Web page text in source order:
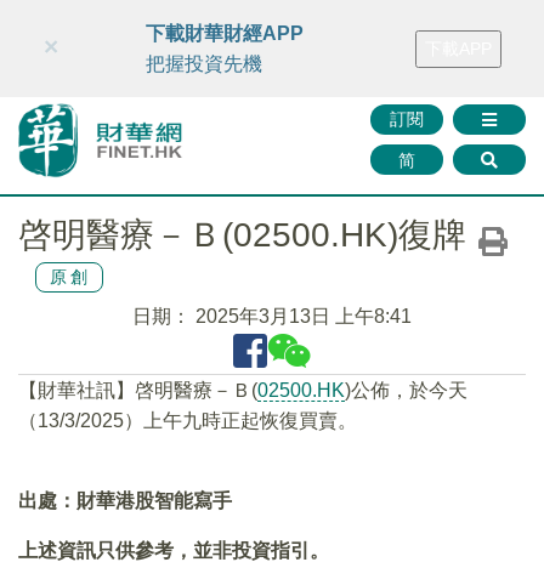
財華智庫網 FINTV FINMETA 財華證券 媒體矩陣
訂閱
简
×
下載財華財經APP
把握投資先機
啓明醫療－Ｂ(02500.HK)復牌
原創
日期： 2025年3月13日 上午8:41
【財華社訊】啓明醫療－Ｂ(02500.HK)公佈，於今天
（13/3/2025）上午九時正起恢復買賣。
出處：財華港股智能寫手
上述資訊只供參考，並非投資指引。